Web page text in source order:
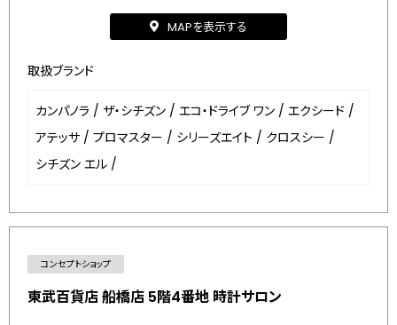
MAPを表示する
取扱ブランド
カンパノラ / ザ・シチズン / エコ・ドライブ ワン / エクシード /
アテッサ / プロマスター / シリーズエイト / クロスシー /
シチズン エル /
コンセプトショップ
東武百貨店 船橋店 5階4番地 時計サロン